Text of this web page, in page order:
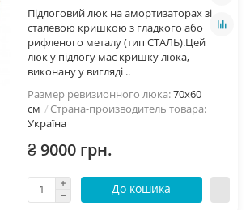
Підлоговий люк на амортизаторах зі
сталевою кришкою з гладкого або
рифленого металу (тип СТАЛЬ).Цей
люк у підлогу має кришку люка,
виконану у вигляді ..
Размер ревизионного люка:70х60
см
Страна-производитель товара:
Україна
₴ 9000 грн.
До кошика